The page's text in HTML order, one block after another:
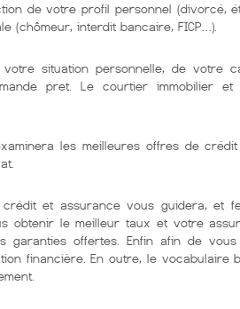
de votre profil personnel (divorcé,
(chômeur, interdit bancaire, FICP…).
situation personnelle, de votre
pret. Le courtier immobilier et
les meilleures offres de
et assurance vous guidera, et
obtenir le meilleur taux et votre
garanties offertes. Enfin afin de
financière. En outre, le vocabulaire